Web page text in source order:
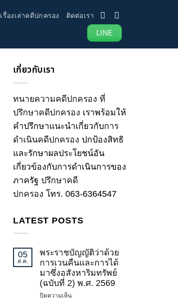
เรื่องเล่าคดีปกครอง ติดต่อเรา
LINE
เกี่ยวกับเรา
ทนายความคดีปกครอง ที่
ปรึกษาคดีปกครอง เราพร้อมให้
คำปรึกษาแนะนำเกี่ยวกับการ
ดำเนินคดีปกครอง ปกป้องสิทธิ
และรักษาผลประโยชน์อัน
เกี่ยวข้องกับการดำเนินการของ
ภาครัฐ ปรึกษาคดี
ปกครอง โทร. 063-6364547
LATEST POSTS
05
ส.ค.
พระราชบัญญัติว่าด้วย
การเวนคืนและการได้
มาซึ่งอสังหาริมทรัพย์
(ฉบับที่ 2) พ.ศ. 2569
ปิดความเห็นบน